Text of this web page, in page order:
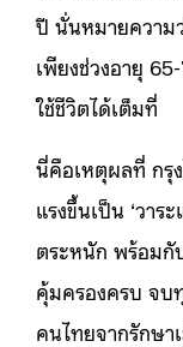
ปี นั่นหมายความ
เพียงช่วงอายุ
ใช้ชีวิตได้เต็มที่
นี่คือเหตุผลที่ กรุ
แรงขึ้นเป็น ‘วา
ตระหนัก พร้อมกั
คุ้มครองครบ จบ
คนไทยจากรักษ